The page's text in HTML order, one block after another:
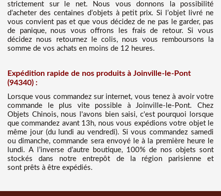
strictement sur le net. Nous vous donnons la possibilité
d’acheter des centaines d’objets à petit prix. Si l’objet livré ne
vous convient pas et que vous décidez de ne pas le garder, pas
de panique, nous vous offrons les frais de retour. Si vous
décidez nous retournez le colis, nous vous remboursons la
somme de vos achats en moins de 12 heures.
Expédition rapide de nos produits à Joinville-le-Pont
(94340) :
Lorsque vous commandez sur internet, vous tenez à avoir votre
commande le plus vite possible à Joinville-le-Pont. Chez
Objets Chinois, nous l'avons bien saisi, c'est pourquoi lorsque
que commandez avant 13h, nous vous expédions votre objet le
même jour (du lundi au vendredi). Si vous commandez samedi
ou dimanche, commande sera envoyé le à la première heure le
lundi. A l’inverse d’autre boutique, 100% de nos objets sont
stockés dans notre entrepôt de la région parisienne et
sont prêts à être expédiés.